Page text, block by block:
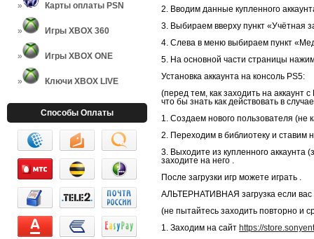
Карты оплаты PSN
Игры XBOX 360
Игры XBOX ONE
Ключи XBOX LIVE
Способы Оплаты
2. Вводим данные купленного
3. Выбираем вверху пункт «Учётная
4. Слева в меню выбираем пункт
5. На основной части страницы
Установка аккаунта на консоль PS5:
(перед тем, как заходить на аккаунт
что бы знать как действовать в
1. Создаем нового пользователя
2. Переходим в библиотеку и ставим
3. Выходите из купленного аккаунта
заходите на него .
После загрузки игр можете играть .
АЛЬТЕРНАТИВНАЯ загрузка если вас
(не пытайтесь заходить повторно и
1. Заходим на сайт https://